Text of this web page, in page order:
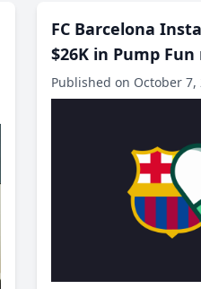
FC Barcelona
$26K in Pump
Published on October 7,